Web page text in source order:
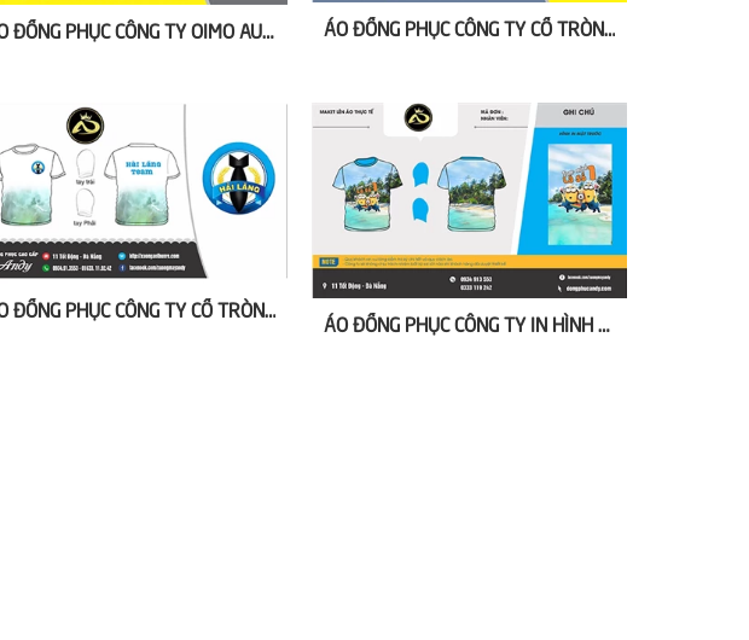
ÁO ĐỒNG PHỤC CÔNG TY OIMO AUTO ÁO ĐỒNG PHỤC CÔNG TY CỔ TRÒN VÀNG
ÁO ĐỒNG PHỤC CÔNG TY CỔ TRÒN ĐẸP
ÁO ĐỒNG PHỤC CÔNG TY IN HÌNH 3D